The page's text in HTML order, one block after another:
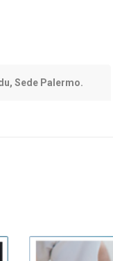
Sede Palermo.